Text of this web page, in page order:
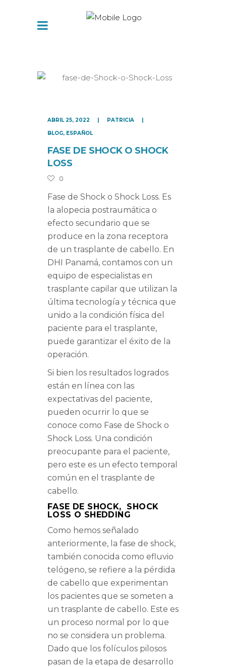
ABRIL 25, 2022
PATRICIA
BLOG, ESPAÑOL
FASE DE SHOCK O SHOCK
LOSS
0
Fase de Shock o Shock Loss. Es
la alopecia postraumática o
efecto secundario que se
produce en la zona receptora
de un trasplante de cabello. En
DHI Panamá, contamos con un
equipo de especialistas en
trasplante capilar que utilizan la
última tecnología y técnica que
unido a la condición física del
paciente para el trasplante,
puede garantizar el éxito de la
operación.
Si bien los resultados logrados
están en línea con las
expectativas del paciente,
pueden ocurrir lo que se
conoce como Fase de Shock o
Shock Loss. Una condición
preocupante para el paciente,
pero este es un efecto temporal
común en el trasplante de
cabello.
FASE DE SHOCK, SHOCK
LOSS O SHEDDING
Como hemos señalado
anteriormente, la fase de shock,
también conocida como efluvio
telógeno, se refiere a la pérdida
de cabello que experimentan
los pacientes que se someten a
un trasplante de cabello. Este es
un proceso normal por lo que
no se considera un problema.
Dado que los folículos pilosos
pasan de la etapa de desarrollo